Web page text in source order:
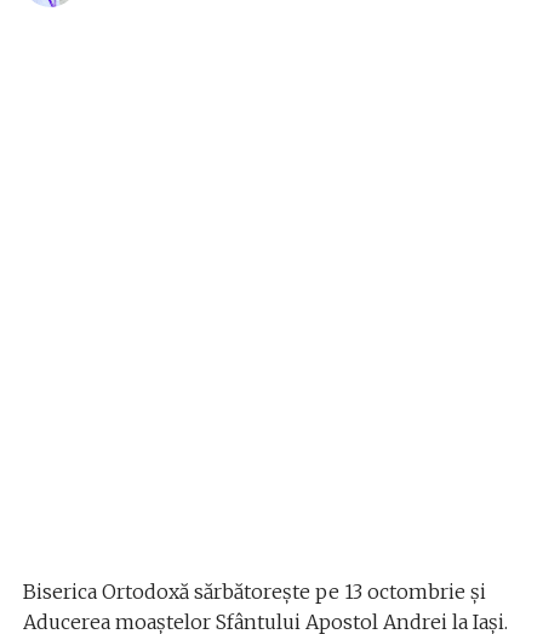
Biserica Ortodoxă sărbătorește pe 13 octombrie și
Aducerea moaștelor Sfântului Apostol Andrei la Iași.